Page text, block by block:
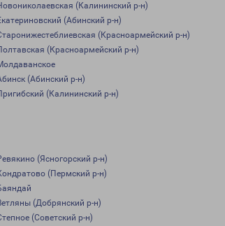
(Калининский р-н)
(Абинский р-н)
(Красноармейский р-н)
(Красноармейский р-н)
(Абинский р-н)
(Калининский р-н)
(Ясногорский р-н)
(Пермский р-н)
(Добрянский р-н)
(Советский р-н)